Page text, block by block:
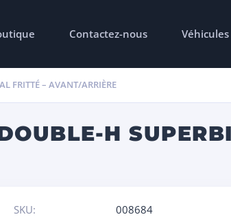
Contactez-nous
FRITTÉ – AVANT/ARRIÈRE
H
SKU: 008684